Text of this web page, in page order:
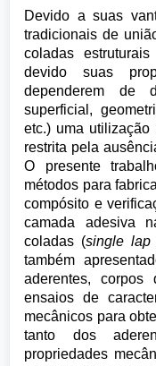
Devido a suas
tradicionais de
coladas
devido suas
dependerem de
superficial,
etc.) uma
restrita pela
O presente
métodos para
compósito e
camada adesiva
coladas (single lap
também
aderentes,
ensaios de
mecânicos para
tanto dos
propriedades